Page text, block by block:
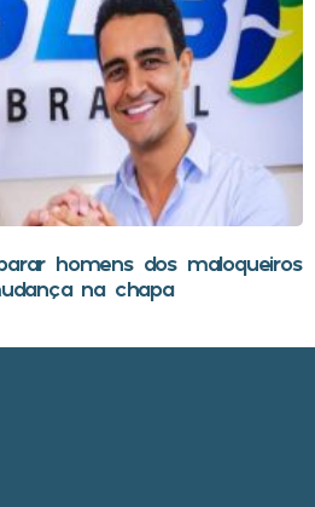
homens dos maloqueiros
na chapa